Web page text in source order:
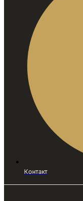
Контакт